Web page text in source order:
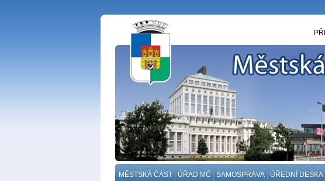
MĚSTSKÁ ČÁST ÚŘAD MČ SAMOSPRÁVA ÚŘEDNÍ DESKA